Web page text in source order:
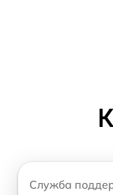
Служба